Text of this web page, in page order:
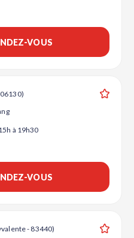
VOUS
à 19h30
VOUS
- 83440)